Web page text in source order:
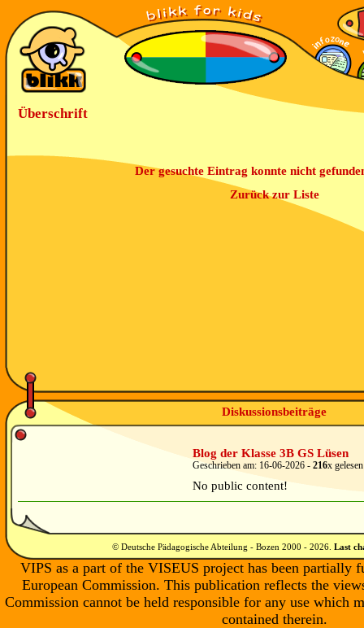
Überschrift
Der gesuchte Eintrag konnte nicht
Zurück zur Liste
Diskussionsbeiträge
Blog der Klasse 3B GS Lüsen
Geschrieben am: 16-06-2026 - 216x gelesen
No public content!
© Deutsche Pädagogische Abteilung - Bozen 2000 - 2026. Last
VIPS as a part of the VISEUS project has been partially
European Commission. This publication reflects the
Commission cannot be held responsible for any use which
contained therein.